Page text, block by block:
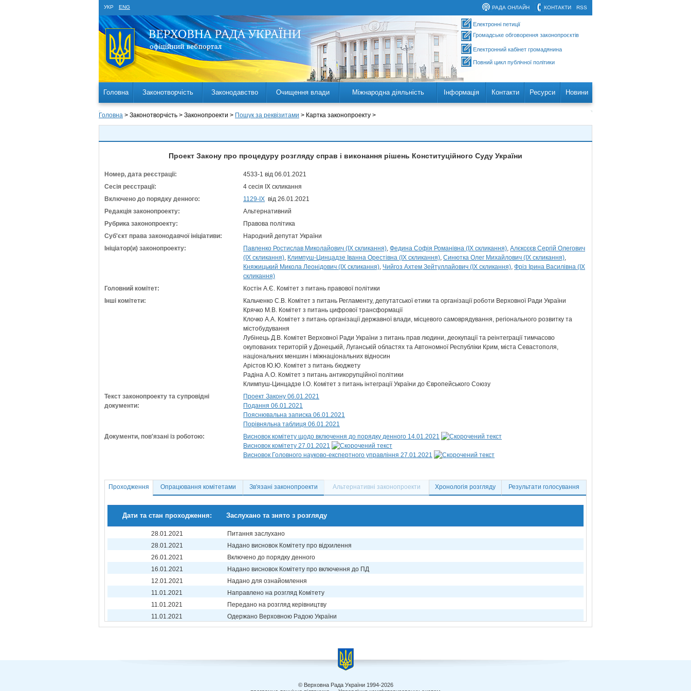
УКР ENG RSS
КОНТАКТИ
РАДА ОНЛАЙН
Електронні петиції
Громадське обговорення законопроєктів
Електронний кабінет громадянина
Повний цикл публічної політики
Головна Законотворчість Законодавство Очищення влади Міжнародна діяльність Інформація Контакти Ресурси Новини
Головна > Законотворчість > Законопроекти > Пошук за реквізитами > Картка законопроекту >
Проект Закону про процедуру розгляду справ і виконання рішень Конституційного Суду України
Номер, дата реєстрації:
4533-1 від 06.01.2021
Сесія реєстрації:
4 сесія IX скликання
Включено до порядку денного:
1129-ІХ від 26.01.2021
Редакція законопроекту:
Альтернативний
Рубрика законопроекту:
Правова політика
Суб'єкт права законодавчої ініціативи:
Народний депутат України
Ініціатор(и) законопроекту:
Павленко Ростислав Миколайович (IX скликання) Федина Софія Романівна (IX скликання) Алєксєєв Сергій Олегович
(IX скликання) Климпуш-Цинцадзе Іванна Орестівна (IX скликання) Синютка Олег Михайлович (IX скликання)
Княжицький Микола Леонідович (IX скликання) Чийгоз Ахтем Зейтуллайович (IX скликання) Фріз Ірина Василівна (IX
скликання)
Головний комітет:
Костін А.Є. Комітет з питань правової політики
Інші комітети:
Кальченко С.В. Комітет з питань Регламенту, депутатської етики та організації роботи Верховної Ради України
Крячко М.В. Комітет з питань цифрової трансформації
Клочко А.А. Комітет з питань організації державної влади, місцевого самоврядування, регіонального розвитку та
містобудування
Лубінець Д.В. Комітет Верховної Ради України з питань прав людини, деокупації та реінтеграції тимчасово
окупованих територій у Донецькій, Луганській областях та Автономної Республіки Крим, міста Севастополя,
національних меншин і міжнаціональних відносин
Арістов Ю.Ю. Комітет з питань бюджету
Радіна А.О. Комітет з питань антикорупційної політики
Климпуш-Цинцадзе І.О. Комітет з питань інтеграції України до Європейського Союзу
Текст законопроекту та супровідні
документи:
Проект Закону 06.01.2021
Подання 06.01.2021
Пояснювальна записка 06.01.2021
Порівняльна таблиця 06.01.2021
Документи, пов'язані із роботою:
Висновок комітету щодо включення до порядку денного 14.01.2021
Висновок комітету 27.01.2021
Висновок Головного науково-експертного управління 27.01.2021
Проходження Опрацювання комітетами Зв'язані законопроекти Альтернативні законопроекти Хронологія розгляду Результати голосування
Дати та стан проходження: Заслухано та знято з розгляду
28.01.2021
Питання заслухано
28.01.2021
Надано висновок Комітету про відхилення
26.01.2021
Включено до порядку денного
16.01.2021
Надано висновок Комітету про включення до ПД
12.01.2021
Надано для ознайомлення
11.01.2021
Направлено на розгляд Комітету
11.01.2021
Передано на розгляд керівництву
11.01.2021
Одержано Верховною Радою України
© Верховна Рада України 1994-2026